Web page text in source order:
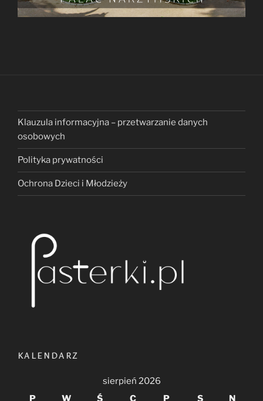
Klauzula informacyjna – przetwarzanie danych
osobowych
Polityka prywatności
Ochrona Dzieci i Młodzieży
KALENDARZ
sierpień 2026
P
W Ś C P S N